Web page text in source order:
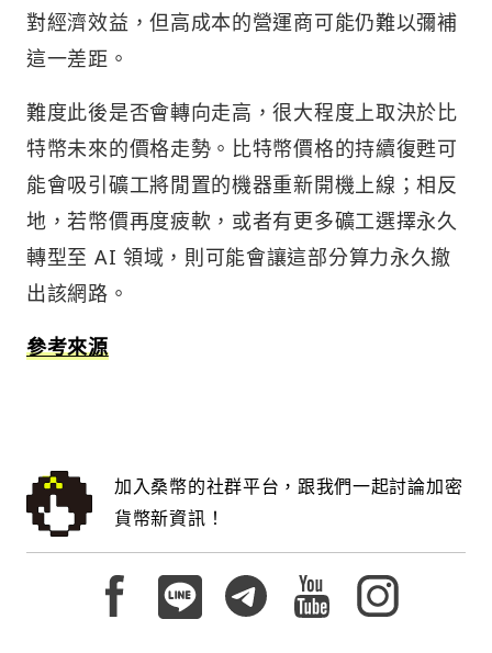
對經濟效益，但高成本的營運商可能仍難以彌補
這一差距。
難度此後是否會轉向走高，很大程度上取決於比
特幣未來的價格走勢。比特幣價格的持續復甦可
能會吸引礦工將閒置的機器重新開機上線；相反
地，若幣價再度疲軟，或者有更多礦工選擇永久
轉型至 AI 領域，則可能會讓這部分算力永久撤
出該網路。
參考來源
加入桑幣的社群平台，跟我們一起討論加密
貨幣新資訊！